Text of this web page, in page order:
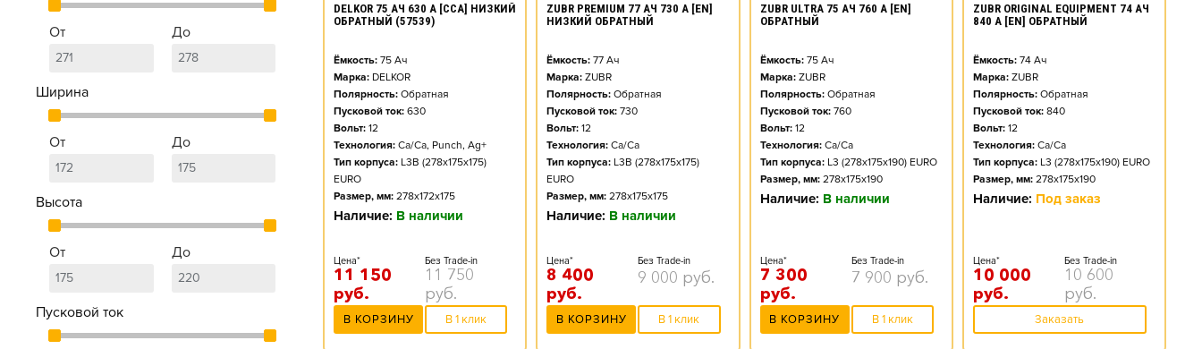
От До
Ширина
От До
Высота
От До
Пусковой ток
DELKOR 75 АЧ 630 А [CCA] НИЗКИЙ
ОБРАТНЫЙ (57539)
Ёмкость: 75 Ач
Марка: DELKOR
Полярность: Обратная
Пусковой ток: 630
Вольт: 12
Технология: Ca/Ca, Punch, Ag+
Тип корпуса: L3B (278x175x175)
EURO
Размер, мм: 278x172x175
Наличие: В наличии
Цена*
11 150
руб.
Без Trade-in
11 750
руб.
В КОРЗИНУ В 1 клик
ZUBR PREMIUM 77 АЧ 730 А [EN]
НИЗКИЙ ОБРАТНЫЙ
Ёмкость: 77 Ач
Марка: ZUBR
Полярность: Обратная
Пусковой ток: 730
Вольт: 12
Технология: Ca/Ca
Тип корпуса: L3B (278x175x175)
EURO
Размер, мм: 278x175x175
Наличие: В наличии
Цена*
8 400
руб.
Без Trade-in
9 000 руб.
В КОРЗИНУ В 1 клик
ZUBR ULTRA 75 АЧ 760 А [EN]
ОБРАТНЫЙ
Ёмкость: 75Ач
Марка: ZUBR
Полярность: Обратная
Пусковой ток: 760
Вольт: 12
Технология: Ca/Ca
Тип корпуса: L3 (278x175x190) EURO
Размер, мм: 278x175x190
Наличие: В наличии
Цена*
7 300
руб.
Без Trade-in
7 900 руб.
В КОРЗИНУ В 1 клик
ZUBR ORIGINAL EQUIPMENT 74 АЧ
840 А [EN] ОБРАТНЫЙ
Ёмкость: 74Ач
Марка: ZUBR
Полярность: Обратная
Пусковой ток: 840
Вольт: 12
Технология: Ca/Ca
Тип корпуса: L3 (278x175x190) EURO
Размер, мм: 278x175x190
Наличие: Под заказ
Цена*
10 000
руб.
Без Trade-in
10 600
руб.
Заказать